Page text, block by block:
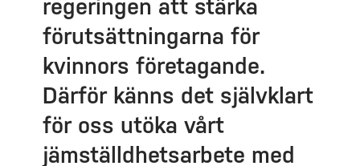
regeringen att stärka
förutsättningarna för
kvinnors företagande.
Därför känns det självklart
för oss utöka vårt
jämställdhetsarbete med